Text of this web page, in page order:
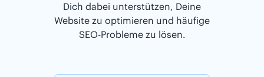
Dich dabei unterstützen, Deine
Website zu optimieren und häufige
SEO-Probleme zu lösen.